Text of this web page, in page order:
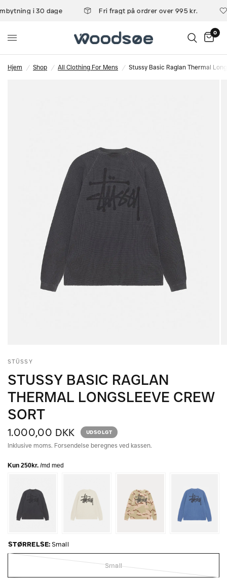
i 30 dage Fri fragt på ordrer over 995 kr.
0
Hjem / Shop / All Clothing For Mens / Stussy Basic Raglan Thermal
STÜSSY
STUSSY BASIC RAGLAN
THERMAL LONGSLEEVE CREW
SORT
1.000,00 DKK UDSOLGT
Inklusive moms. Forsendelse beregnes ved kassen.
STØRRELSE: Small
Small